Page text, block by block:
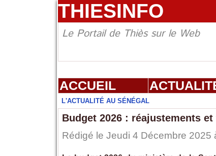
THIESINFO
Le Portail de Thiès sur le Web
ACCUEIL
L'ACTUALITÉ AU SÉNÉGAL
Budget 2026 : réajustements
Rédigé le Jeudi 4 Décembre